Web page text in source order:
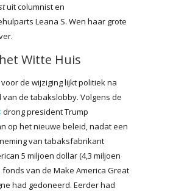
uit columnist en
Leana S. Wen haar grote
Witte Huis
de wijziging lijkt politiek na
de tabakslobby. Volgens de
drong president Trump
op het nieuwe beleid, nadat een
van tabaksfabrikant
5 miljoen dollar (4,3 miljoen
van de Make America Great
had gedoneerd. Eerder had